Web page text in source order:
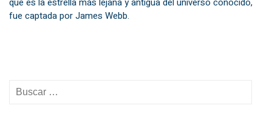
fue captada por James Webb.